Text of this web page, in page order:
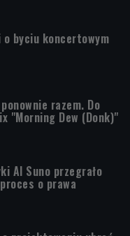
o byciu koncertowym
razem. Do
"Morning Dew (Donk)"
AI Suno przegrało
o prawa